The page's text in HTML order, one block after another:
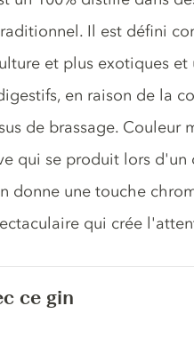
Il est défini
et plus exotiques et
en raison de la
de brassage.
qui se produit lors
donne une touche
qui crée
ce gin